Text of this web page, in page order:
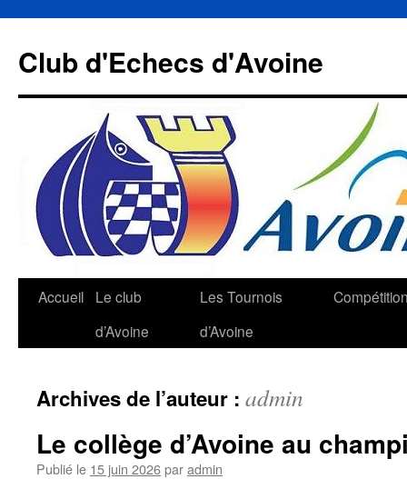
contenu
Club d'Echecs d'Avoine
Accueil
Le club
d’Avoine
Les Tournois
d’Avoine
Archives de l’auteur : admin
Le collège d’Avoine au
Publié le 15 juin 2026paradmin